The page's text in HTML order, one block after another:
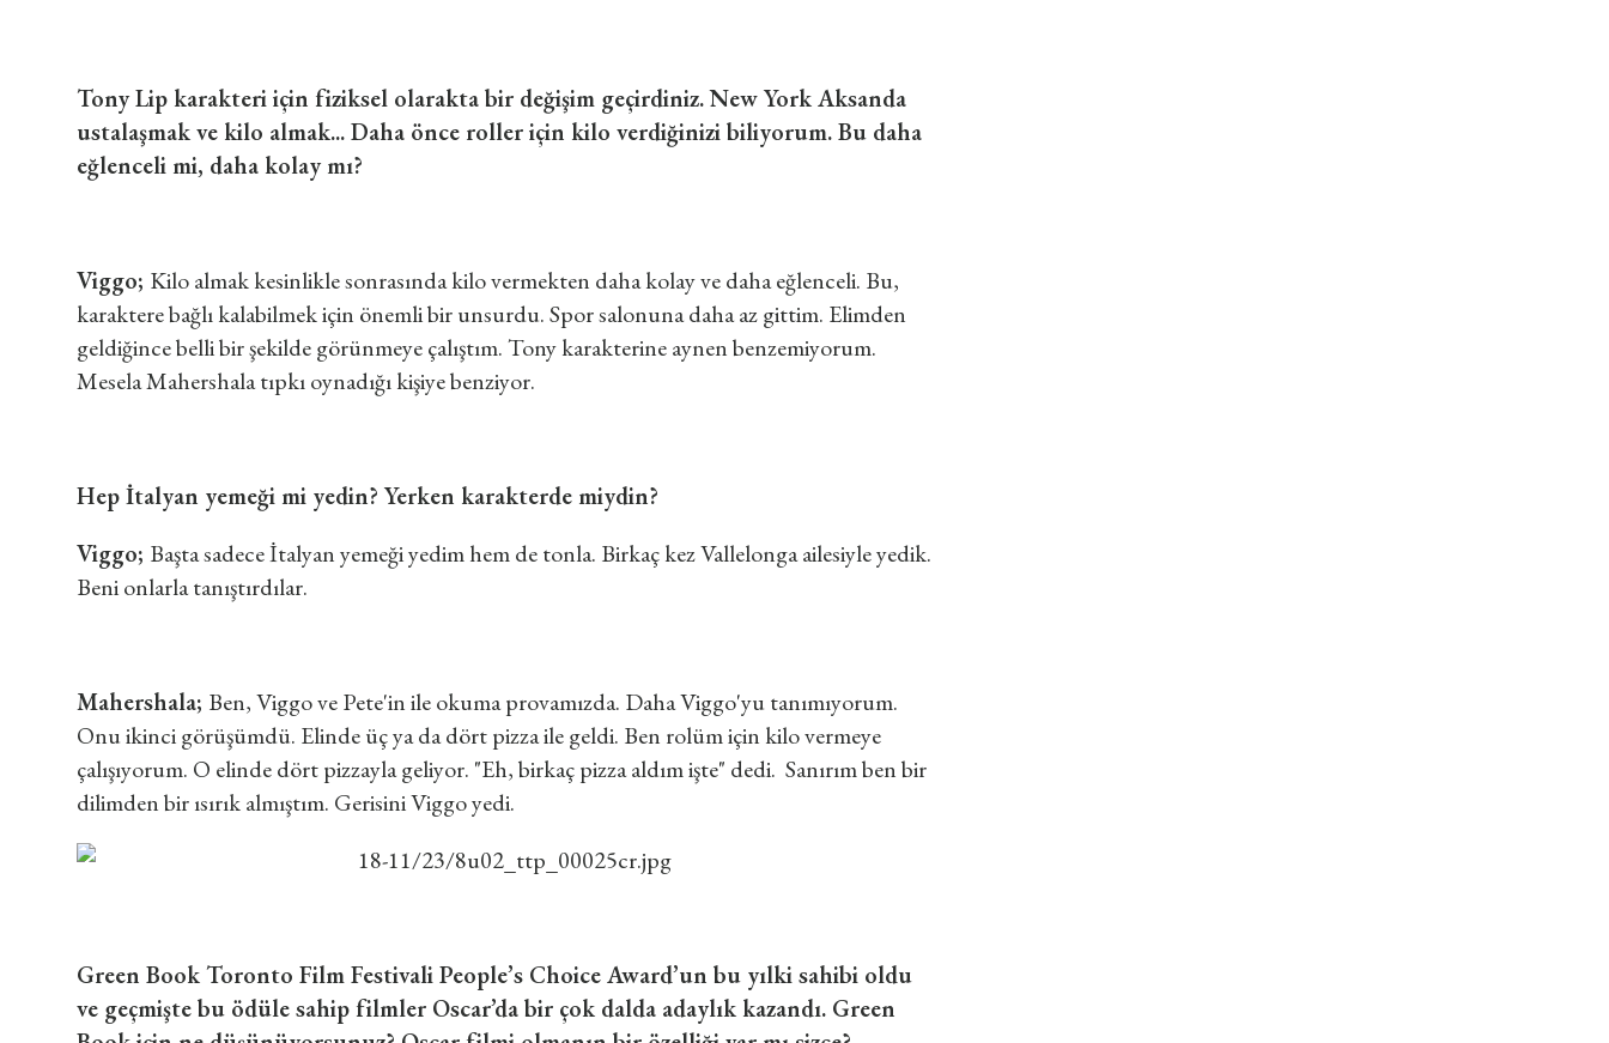
Tony Lip karakteri için fiziksel olarakta bir değişim geçirdiniz. New York Aksanda
ustalaşmak ve kilo almak... Daha önce roller için kilo verdiğinizi biliyorum. Bu daha
eğlenceli mi, daha kolay mı?
Viggo; Kilo almak kesinlikle sonrasında kilo vermekten daha kolay ve daha eğlenceli. Bu,
karaktere bağlı kalabilmek için önemli bir unsurdu. Spor salonuna daha az gittim. Elimden
geldiğince belli bir şekilde görünmeye çalıştım. Tony karakterine aynen benzemiyorum.
Mesela Mahershala tıpkı oynadığı kişiye benziyor.
Hep İtalyan yemeği mi yedin? Yerken karakterde miydin?
Viggo; Başta sadece İtalyan yemeği yedim hem de tonla. Birkaç kez Vallelonga ailesiyle yedik.
Beni onlarla tanıştırdılar.
Mahershala; Ben, Viggo ve Pete'in ile okuma provamızda. Daha Viggo'yu tanımıyorum.
Onu ikinci görüşümdü. Elinde üç ya da dört pizza ile geldi. Ben rolüm için kilo vermeye
çalışıyorum. O elinde dört pizzayla geliyor. "Eh, birkaç pizza aldım işte" dedi. Sanırım ben bir
dilimden bir ısırık almıştım. Gerisini Viggo yedi.
Green Book Toronto Film Festivali People’s Choice Award’un bu yılki sahibi oldu
ve geçmişte bu ödüle sahip filmler Oscar’da bir çok dalda adaylık kazandı. Green